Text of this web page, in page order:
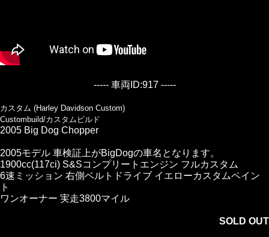
----- 車両ID:917 -----
カスタム (Harley Davidson Custom)
Custombuild/カスタムビルド
2005 Big Dog Chopper
2005モデル 車検証上がBigDogの車名となります。
1900cc(117ci) S&Sコンプリートエンジン フルカスタム
6速ミッション 右側ベルトドライブ イエローカスタムペイン
ト
ワンオーナー 実走3800マイル
SOLD OUT